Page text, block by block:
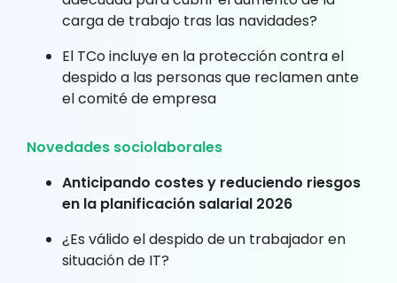
carga de trabajo tras las navidades?
El TCo incluye en la protección contra el
despido a las personas que reclamen ante
el comité de empresa
Novedades sociolaborales
Anticipando costes y reduciendo riesgos
en la planificación salarial 2026
¿Es válido el despido de un trabajador en
situación de IT?